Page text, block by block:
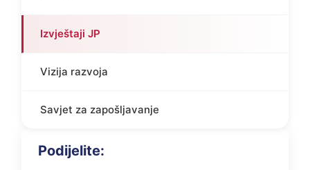
Izvještaji JP
Vizija razvoja
Savjet za zapošljavanje
Podijelite: